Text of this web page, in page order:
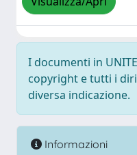
I documenti in
copyright e tutti i
diversa indicazione.
Informazioni